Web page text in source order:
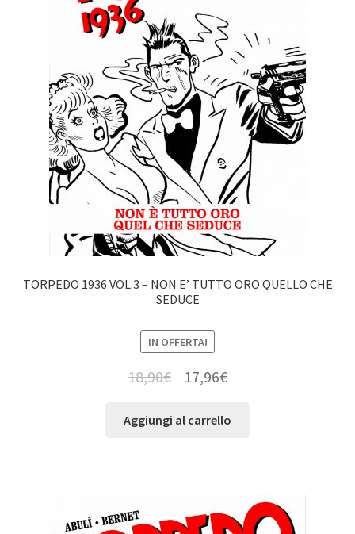
TORPEDO 1936 VOL.3 – NON E’ TUTTO ORO QUELLO CHE
SEDUCE
IN OFFERTA!
18,90€ 17,96€
Aggiungi al carrello